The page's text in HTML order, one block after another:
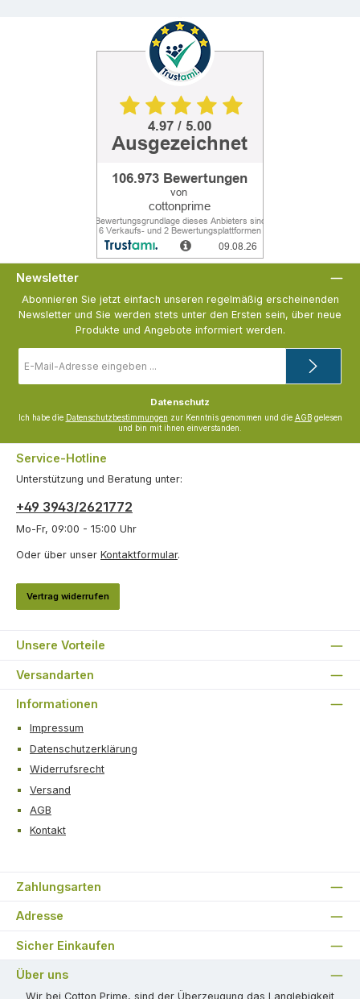
Newsletter
Abonnieren Sie jetzt einfach unseren regelmäßig erscheinenden
Newsletter und Sie werden stets unter den Ersten sein, über neue
Produkte und Angebote informiert werden.
Mail-
Adresse
Datenschutz
Ich habe die Datenschutzbestimmungen zur Kenntnis genommen und die AGBgelesen
und bin mit ihnen einverstanden.
Service-Hotline
Unterstützung und Beratung unter:
+49 3943/2621772
Mo-Fr, 09:00 - 15:00 Uhr
Oder über unser Kontaktformular.
Vertrag widerrufen
Unsere Vorteile
Versandarten
Informationen
Impressum
Datenschutzerklärung
Widerrufsrecht
Versand
AGB
Kontakt
Zahlungsarten
Adresse
Sicher Einkaufen
Über uns
Wir bei Cotton Prime, sind der Überzeugung das Langlebigkeit